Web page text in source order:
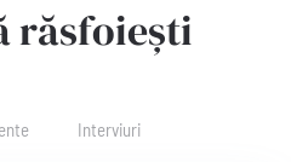
răsfoiești
Interviuri